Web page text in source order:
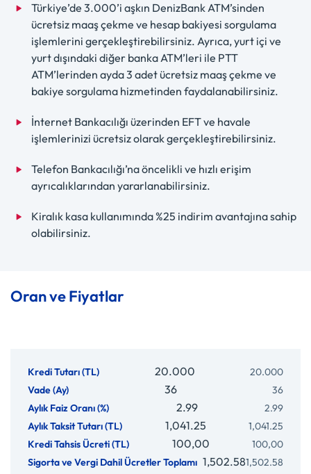
Türkiye’de 3.000’i aşkın DenizBank ATM’sinden
ücretsiz maaş çekme ve hesap bakiyesi sorgulama
işlemlerini gerçekleştirebilirsiniz. Ayrıca, yurt içi ve
yurt dışındaki diğer banka ATM’leri ile PTT
ATM’lerinden ayda 3 adet ücretsiz maaş çekme ve
bakiye sorgulama hizmetinden faydalanabilirsiniz.
İnternet Bankacılığı üzerinden EFT ve havale
işlemlerinizi ücretsiz olarak gerçekleştirebilirsiniz.
Telefon Bankacılığı’na öncelikli ve hızlı erişim
ayrıcalıklarından yararlanabilirsiniz.
Kiralık kasa kullanımında %25 indirim avantajına sahip
olabilirsiniz.
Oran ve Fiyatlar
20.000
36
2.99
1,041.25
100,00
1,502.58